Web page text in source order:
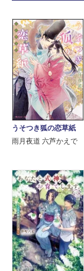
うそつき狐の恋草紙
雨月夜道 六芦かえで